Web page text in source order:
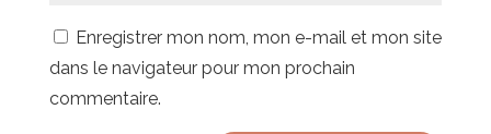
Enregistrer mon nom, mon e-mail et mon site
dans le navigateur pour mon prochain
commentaire.